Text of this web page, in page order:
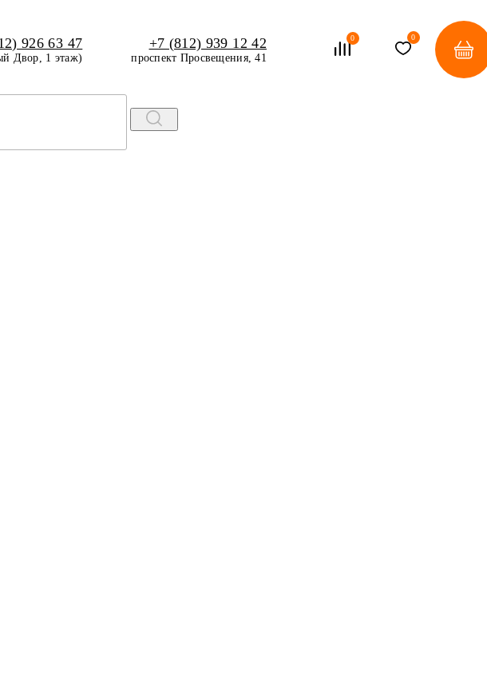
926 63 47
Двор, 1 этаж)
+7 (812) 939 12 42
проспект Просвещения, 41
0 0